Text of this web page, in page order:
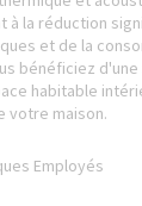
à la réduction
et de la
bénéficiez
habitable
votre maison.
Employés